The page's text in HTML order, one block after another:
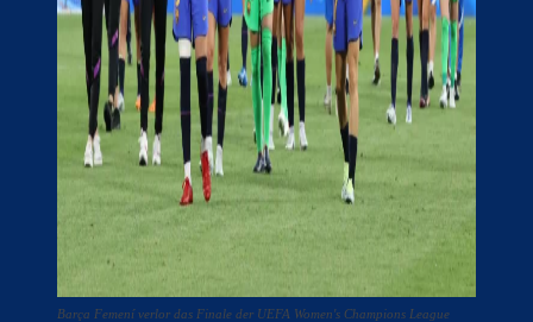
Barça Femení verlor das Finale der UEFA Women's Champions League